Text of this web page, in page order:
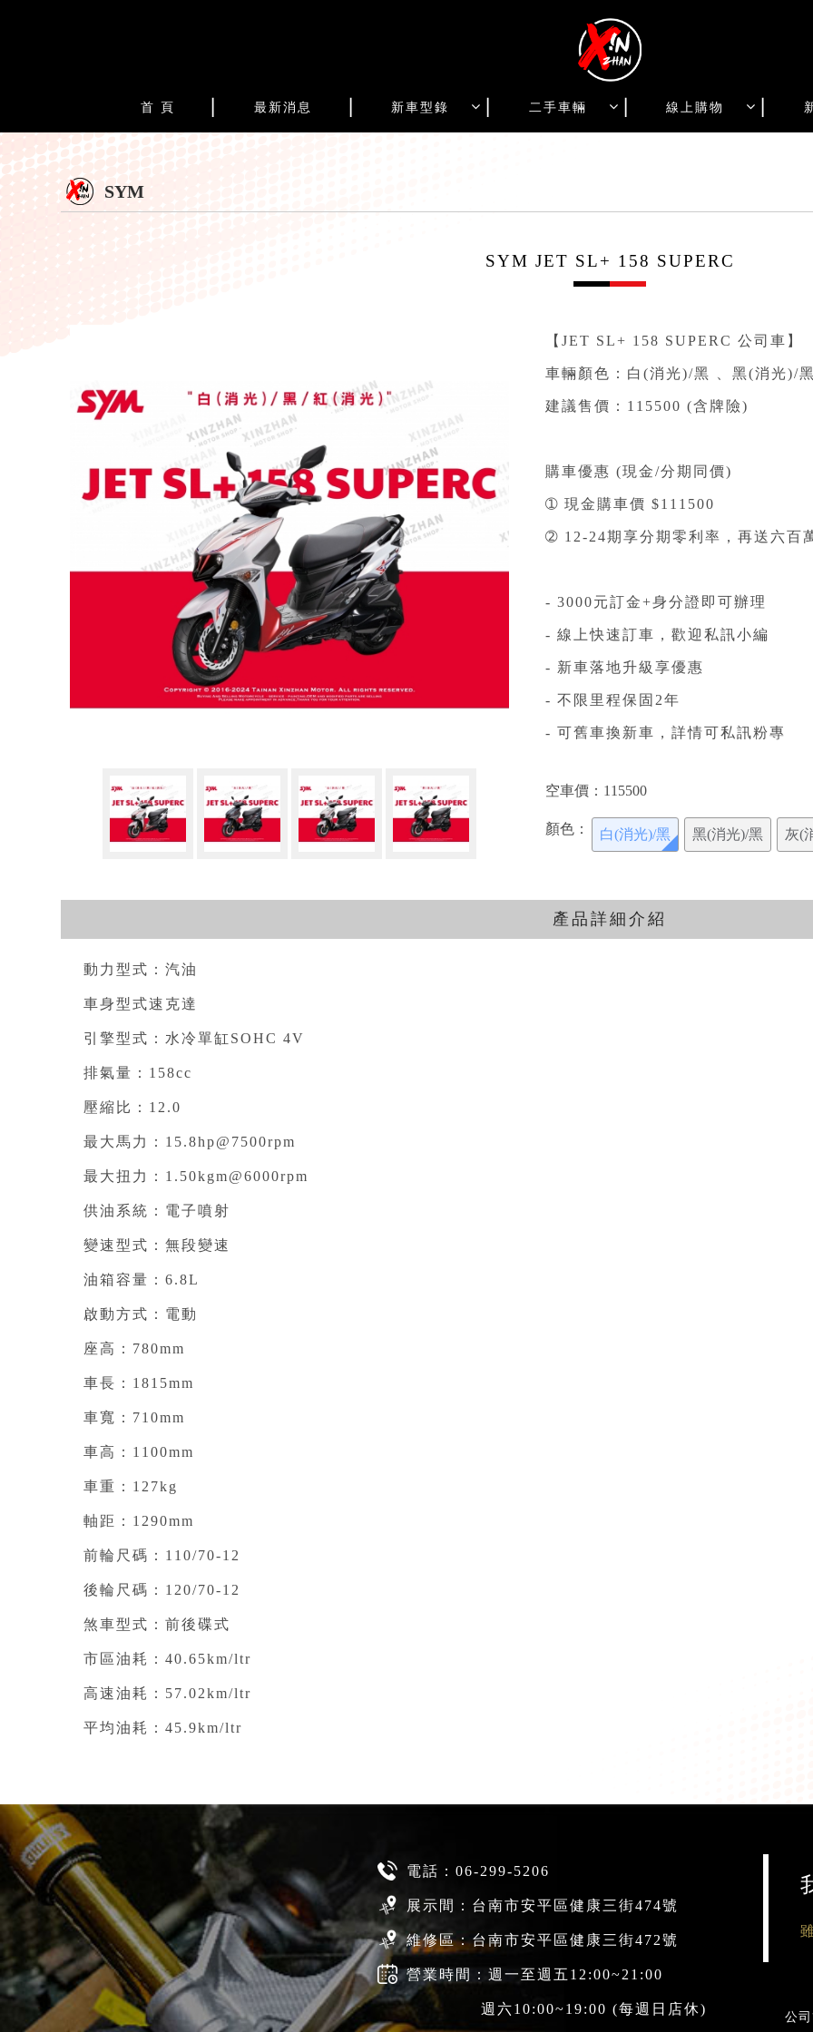
首 頁 最新消息 新車型錄 二手車輛 線上購物
SYM
SYM JET SL+ 158 SUPERC
【JET SL+ 158 SUPERC 公司車】
車輛顏色：白(消光)/黑 、黑(消光)/
建議售價：115500 (含牌險)
購車優惠 (現金/分期同價)⁣⁣
➀ 現金購車價 $111500⁣
➁ 12-24期享分期零利率，再送六百
- 3000元訂金+身分證即可辦理⁣⁣⁣⁣⁣⁣⁣⁣⁣⁣⁣⁣⁣⁣⁣⁣⁣⁣⁣⁣
- 線上快速訂車，歡迎私訊小編⁣⁣⁣⁣⁣⁣⁣⁣⁣⁣⁣⁣⁣⁣⁣⁣⁣⁣⁣⁣
- 新車落地升級享優惠
- 不限里程保固2年
- 可舊車換新車，詳情可私訊粉專
空車價： 115500
顏色： 白(消光)/黑 黑(消光)/黑 灰(
產品詳細介紹
動力型式：汽油
車身型式速克達
引擎型式：水冷單缸SOHC 4V
排氣量：158cc
壓縮比：12.0
最大馬力：15.8hp@7500rpm
最大扭力：1.50kgm@6000rpm
供油系統：電子噴射
變速型式：無段變速
油箱容量：6.8L
啟動方式：電動
座高：780mm
車長：1815mm
車寬：710mm
車高：1100mm
車重：127kg
軸距：1290mm
前輪尺碼：110/70-12
後輪尺碼：120/70-12
煞車型式：前後碟式
市區油耗：40.65km/ltr
高速油耗：57.02km/ltr
平均油耗：45.9km/ltr
電話： 06-299-5206
展示間：台南市安平區健康三街474號
維修區：台南市安平區健康三街472號
營業時間：週一至週五12:00~21:00
週六10:00~19:00 (每週日店休)
公